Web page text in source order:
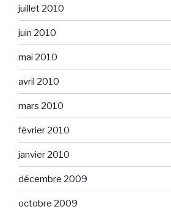
juillet 2010
juin 2010
mai 2010
avril 2010
mars 2010
février 2010
janvier 2010
décembre 2009
octobre 2009